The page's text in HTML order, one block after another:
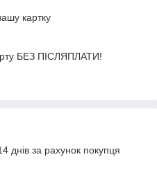
картку
БЕЗ ПІСЛЯПЛАТИ!
днів за рахунок покупця